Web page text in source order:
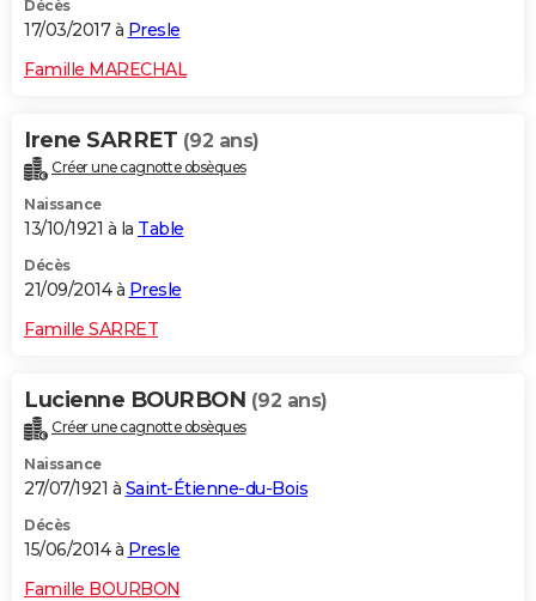
Décès
17/03/2017 à Presle
Famille MARECHAL
Irene SARRET (92 ans)
Créer une cagnotte obsèques
Naissance
13/10/1921 à la Table
Décès
21/09/2014 à Presle
Famille SARRET
Lucienne BOURBON (92 ans)
Créer une cagnotte obsèques
Naissance
27/07/1921 à Saint-Étienne-du-Bois
Décès
15/06/2014 à Presle
Famille BOURBON